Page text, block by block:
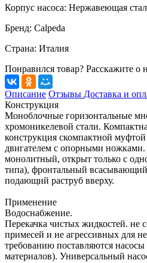
Корпус насоса: Нержавеющая
Бренд: Calpeda
Страна: Италия
Понравился товар? Расскажите о
Описание Отзывы Доставка и
Конструкция
Моноблочные горизонтальные
хромоникелевой стали.
конструкция скомпактной муфтой
двигателем с опорными ножками.
монолитный, открыт только с
типа), фронтальный
подающий раструб вверху.
Применение
Водоснабжение.
Перекачка чистых жидкостей. не
примесей и не агрессивных для
требованию поставляются
материалов). Универсальный